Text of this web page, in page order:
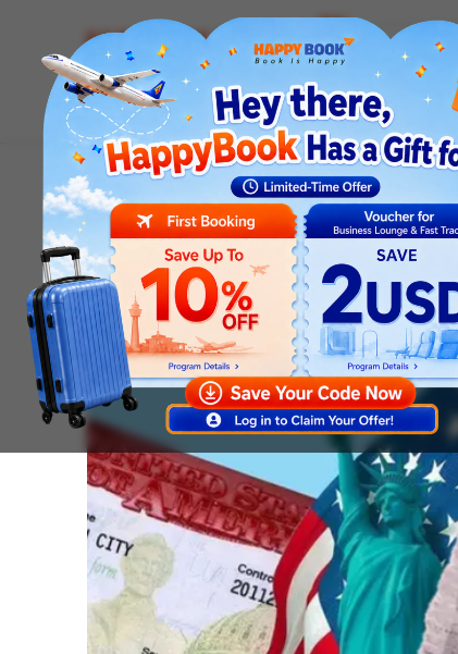
Airline tickets Hotel Visa Airport
Homepage News Visa news Thông Tin Các
Visa news
Thông Tin Các Loại
Nhiều Người Quan